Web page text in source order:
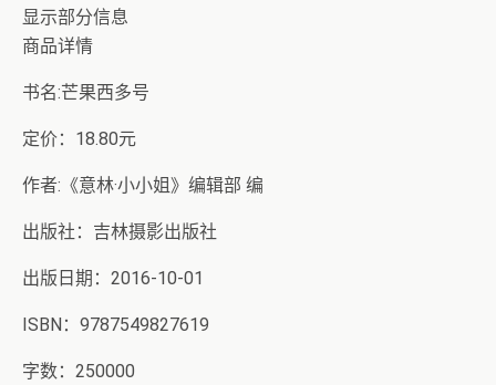
显示部分信息
商品详情
书名:芒果西多号
定价：18.80元
作者:《意林·小小姐》编辑部 编
出版社：吉林摄影出版社
出版日期：2016-10-01
ISBN：9787549827619
字数：250000